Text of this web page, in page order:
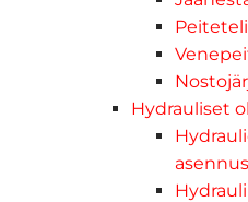
Hydrauliset